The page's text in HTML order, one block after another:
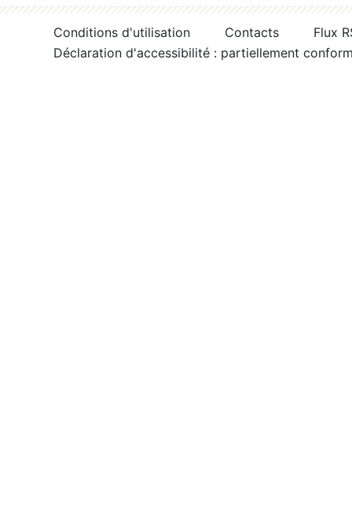
Conditions d'utilisation Contacts
Flux
Déclaration d'accessibilité : partiellement